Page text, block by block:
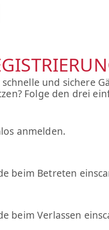
und sichere
Folge den drei
anmelden.
beim Betreten
beim Verlassen